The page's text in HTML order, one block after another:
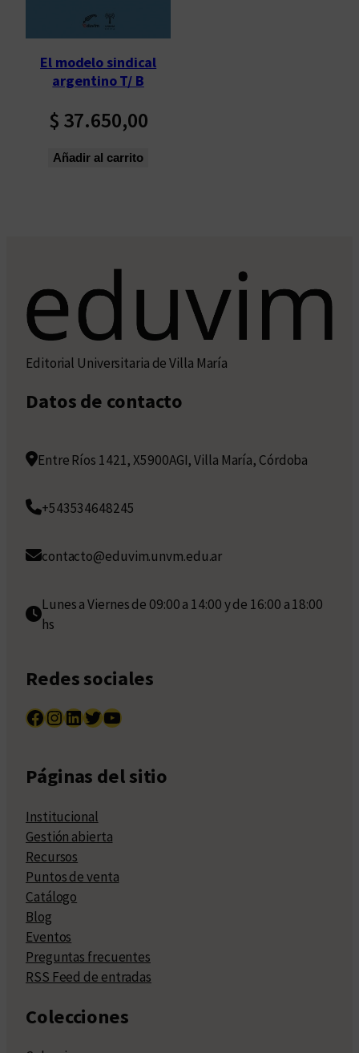
El modelo sindical
argentino T/ B
$ 37.650,00
Añadir al carrito
Editorial Universitaria de Villa María
Datos de contacto
Entre Ríos 1421, X5900AGI, Villa María, Córdoba
+543534648245
contacto@eduvim.unvm.edu.ar
Lunes a Viernes de 09:00 a 14:00 y de 16:00 a 18:00
hs
Redes sociales
Facebook InstagramLinkedIn Twitter YouTube
Páginas del sitio
Institucional
Gestión abierta
Recursos
Puntos de venta
Catálogo
Blog
Eventos
Preguntas frecuentes
RSS Feed de entradas
Colecciones